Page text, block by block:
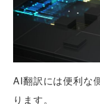
AI翻訳には便利な
ります。